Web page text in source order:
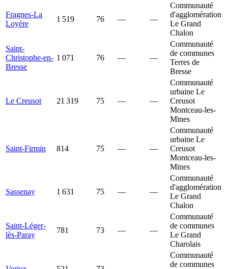
Fragnes-La
Loyère
1 519 76 — —
Communauté
d'agglomération
Le Grand
Chalon
Saint-
Christophe-en-
Bresse
1 071 76 — —
Communauté
de communes
Terres de
Bresse
Le Creusot 21 319 75 — —
Communauté
urbaine Le
Creusot
Montceau-les-
Mines
Saint-Firmin 814 75 — —
Communauté
urbaine Le
Creusot
Montceau-les-
Mines
Sassenay 1 631 75 — —
Communauté
d'agglomération
Le Grand
Chalon
Saint-Léger-
lès-Paray
781 73 — —
Communauté
de communes
Le Grand
Charolais
Communauté
de communes